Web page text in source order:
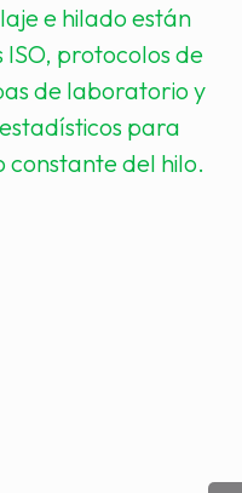
e hilado están
protocolos de
de laboratorio y
para
constante del hilo.